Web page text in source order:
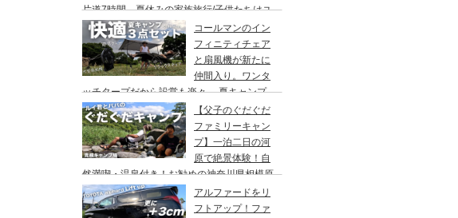
片道7時間、夏休みの家族旅行/子供たちはユ
ニバーサルスタジオでパパはサウナ→清水寺
からの川床で鰻重→世界の山ちゃん
コールマンのイン
フィニティチェア
と扇風機が新たに
仲間入り。ワンタ
ッチタープだから設営も楽々。 夏キャンプ
を快適に過ごす為のキャンプギア３点セッ
ト。
【父子のぐだぐだ
ファミリーキャン
プ】一泊二日の河
原で絶景体験！自
然満喫・温泉付き！お勧めの神奈川県相模原
市・青根キャンプ場。
アルファードをリ
フトアップ！ファ